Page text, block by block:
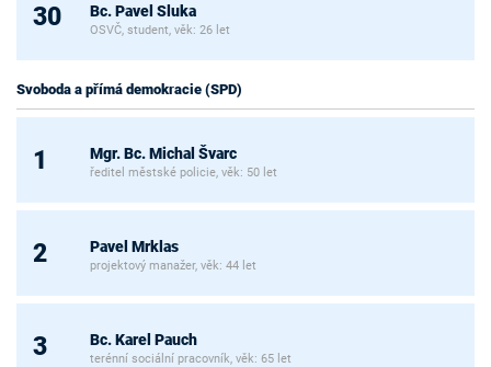
30 Bc. Pavel Sluka
OSVČ, student, věk: 26 let
Svoboda a přímá demokracie (SPD)
1 Mgr. Bc. Michal Švarc
ředitel městské policie, věk: 50 let
2 Pavel Mrklas
projektový manažer, věk: 44 let
3 Bc. Karel Pauch
terénní sociální pracovník, věk: 65 let